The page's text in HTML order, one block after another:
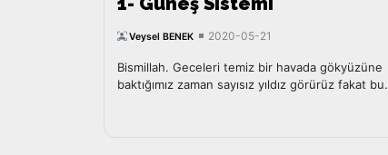
Veysel BENEK 2020-05-21
Bismillah. Geceleri temiz bir havada gökyüzüne
baktığımız zaman sayısız yıldız görürüz fakat bu